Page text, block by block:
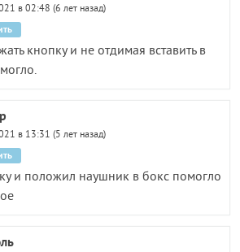
в 02:48 (6 лет назад)
кнопку и не отдимая вставить в
в 13:31 (5 лет назад)
и положил наушник в бокс помогло